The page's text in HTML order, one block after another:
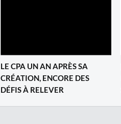
LE CPA UN AN APRÈS SA
CRÉATION, ENCORE DES
DÉFIS À RELEVER